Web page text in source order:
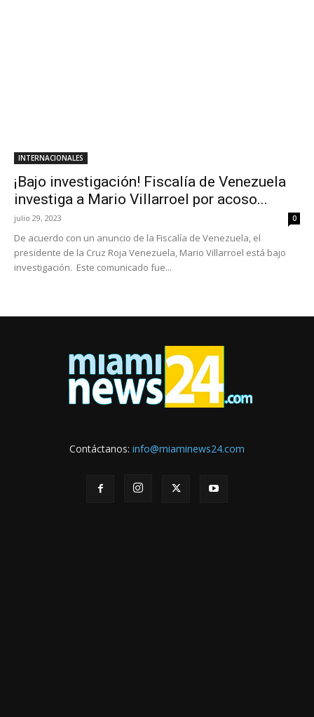
INTERNACIONALES
¡Bajo investigación! Fiscalía de Venezuela
investiga a Mario Villarroel por acoso...
julio 29, 2023 0
De acuerdo con un anuncio de la Fiscalía de Venezuela, el
presidente de la Cruz Roja Venezuela, Mario Villarroel está bajo
investigación. Este comunicado fue...
Contáctanos: info@miaminews24.com